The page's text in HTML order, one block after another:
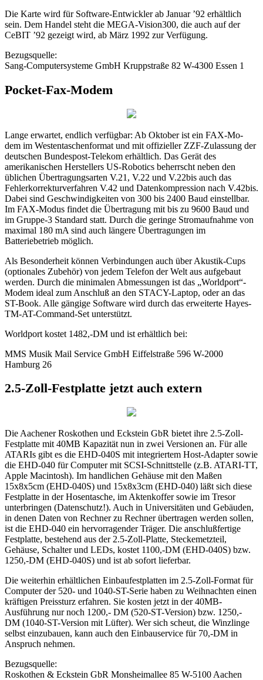
Die Karte wird für Software-Entwickler ab Januar ’92 erhältlich
sein. Dem Handel steht die MEGA-Vision300, die auch auf der
CeBIT ’92 gezeigt wird, ab März 1992 zur Verfügung.
Bezugsquelle:
Sang-Computersysteme GmbH Kruppstraße 82 W-4300 Essen 1
Pocket-Fax-Modem
Lange erwartet, endlich verfügbar: Ab Oktober ist ein FAX-Mo-
dem im Westentaschenformat und mit offizieller ZZF-Zulassung der
deutschen Bundespost-Telekom erhältlich. Das Gerät des
amerikanischen Herstellers US-Robotics beherrscht neben den
üblichen Übertragungsarten V.21, V.22 und V.22bis auch das
Fehlerkorrekturverfahren V.42 und Datenkompression nach V.42bis.
Dabei sind Geschwindigkeiten von 300 bis 2400 Baud einstellbar.
Im FAX-Modus findet die Übertragung mit bis zu 9600 Baud und
im Gruppe-3 Standard statt. Durch die geringe Stromaufnahme von
maximal 180 mA sind auch längere Übertragungen im
Batteriebetrieb möglich.
Als Besonderheit können Verbindungen auch über Akustik-Cups
(optionales Zubehör) von jedem Telefon der Welt aus aufgebaut
werden. Durch die minimalen Abmessungen ist das „Worldport“-
Modem ideal zum Anschluß an den STACY-Laptop, oder an das
ST-Book. Alle gängige Software wird durch das erweiterte Hayes-
TM-AT-Command-Set unterstützt.
Worldport kostet 1482,-DM und ist erhältlich bei:
MMS Musik Mail Service GmbH Eiffelstraße 596 W-2000
Hamburg 26
2.5-Zoll-Festplatte jetzt auch extern
Die Aachener Roskothen und Eckstein GbR bietet ihre 2.5-Zoll-
Festplatte mit 40MB Kapazität nun in zwei Versionen an. Für alle
ATARIs gibt es die EHD-040S mit integriertem Host-Adapter sowie
die EHD-040 für Computer mit SCSI-Schnittstelle (z.B. ATARI-TT,
Apple Macintosh). Im handlichen Gehäuse mit den Maßen
15x8x5cm (EHD-040S) und 15x8x3cm (EHD-040) läßt sich diese
Festplatte in der Hosentasche, im Aktenkoffer sowie im Tresor
unterbringen (Datenschutz!). Auch in Universitäten und Gebäuden,
in denen Daten von Rechner zu Rechner übertragen werden sollen,
ist die EHD-040 ein hervorragender Träger. Die anschlußfertige
Festplatte, bestehend aus der 2.5-Zoll-Platte, Steckemetzteil,
Gehäuse, Schalter und LEDs, kostet 1100,-DM (EHD-040S) bzw.
1250,-DM (EHD-040S) und ist ab sofort lieferbar.
Die weiterhin erhältlichen Einbaufestplatten im 2.5-Zoll-Format für
Computer der 520- und 1040-ST-Serie haben zu Weihnachten einen
kräftigen Preissturz erfahren. Sie kosten jetzt in der 40MB-
Ausführung nur noch 1200,- DM (520-ST-Version) bzw. 1250,-
DM (1040-ST-Version mit Lüfter). Wer sich scheut, die Winzlinge
selbst einzubauen, kann auch den Einbauservice für 70,-DM in
Anspruch nehmen.
Bezugsquelle:
Roskothen & Eckstein GbR Monsheimallee 85 W-5100 Aachen